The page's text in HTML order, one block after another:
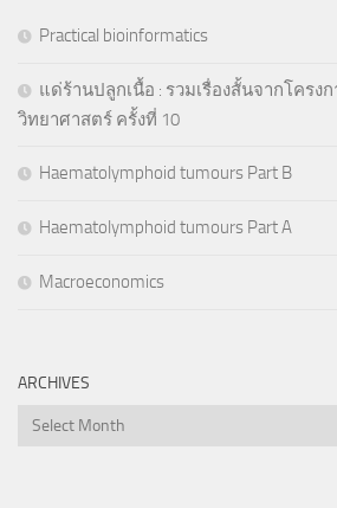
Practical bioinformatics
แด่ร้านปลูกเนื้อ : รวมเรื่องสั้นจากโครง
วิทยาศาสตร์ ครั้งที่ 10
Haematolymphoid tumours Part B
Haematolymphoid tumours Part A
Macroeconomics
ARCHIVES
Archives